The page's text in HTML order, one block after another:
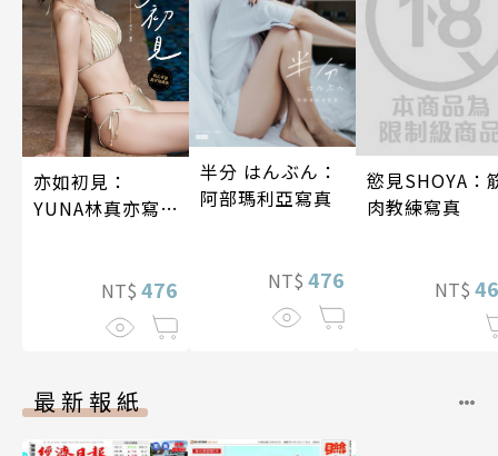
亦如初見：
YUNA林真亦寫
NT$ 476
半分 はんぶん：
阿部瑪利亞寫真
NT$ 476
慾見SHOYA：
肉教練寫真
NT$
最新報紙